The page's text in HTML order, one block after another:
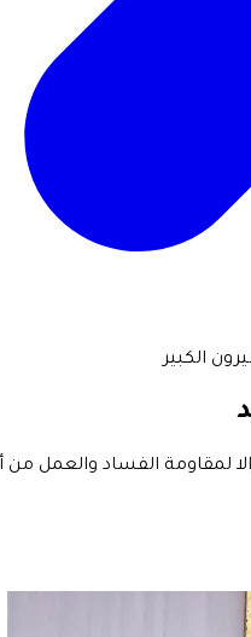
الكبير
لمقاومة الفساد والعمل